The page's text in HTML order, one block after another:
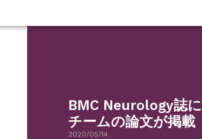
BMC Neurology誌
チームの論文が掲載
2020/05/14